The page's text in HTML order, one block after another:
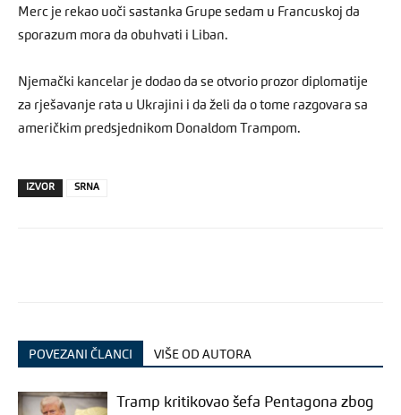
Merc je rekao uoči sastanka Grupe sedam u Francuskoj da
sporazum mora da obuhvati i Liban.
Njemački kancelar je dodao da se otvorio prozor diplomatije
za rješavanje rata u Ukrajini i da želi da o tome razgovara sa
američkim predsjednikom Donaldom Trampom.
IZVOR SRNA
POVEZANI ČLANCI VIŠE OD AUTORA
Tramp kritikovao šefa Pentagona zbog